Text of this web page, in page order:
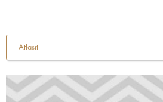
Atlasīt